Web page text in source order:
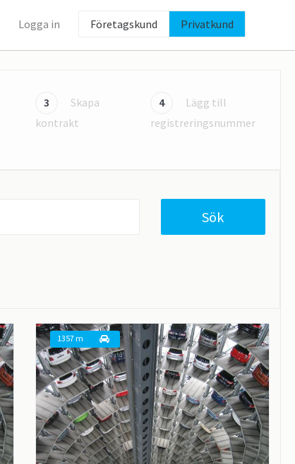
Logga in Företagskund Privatkund
3
Skapa
kontrakt
4
Lägg till
registreringsnummer
Sök
1357 m